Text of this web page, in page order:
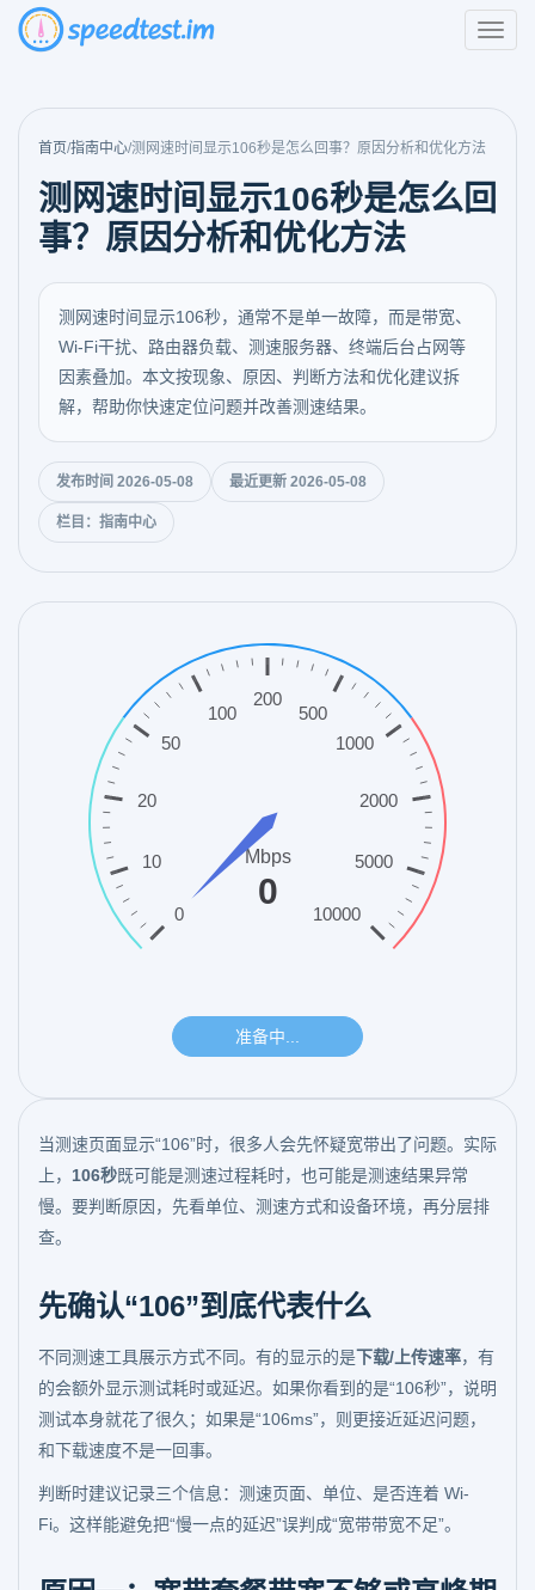
首页/指南中心/测网速时间显示106秒是怎么回事？原因分析和优化方法
测网速时间显示106秒是怎么回
事？原因分析和优化方法
测网速时间显示106秒，通常不是单一故障，而是带宽、
Wi-Fi干扰、路由器负载、测速服务器、终端后台占网等
因素叠加。本文按现象、原因、判断方法和优化建议拆
解，帮助你快速定位问题并改善测速结果。
发布时间 2026-05-08 最近更新 2026-05-08
栏目：指南中心
当测速页面显示“106”时，很多人会先怀疑宽带出了问题。实际
上， 106秒既可能是测速过程耗时，也可能是测速结果异常
慢。要判断原因，先看单位、测速方式和设备环境，再分层排
查。
先确认“106”到底代表什么
不同测速工具展示方式不同。有的显示的是下载/上传速率，有
的会额外显示测试耗时或延迟。如果你看到的是“106秒”，说明
测试本身就花了很久；如果是“106ms”，则更接近延迟问题，
和下载速度不是一回事。
判断时建议记录三个信息：测速页面、单位、是否连着 Wi-
Fi。这样能避免把“慢一点的延迟”误判成“宽带带宽不足”。